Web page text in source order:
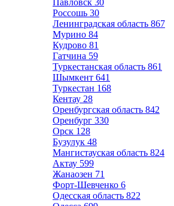
Павловск 30
Россошь 30
Ленинградская область 867
Мурино 84
Кудрово 81
Гатчина 59
Туркестанская область 861
Шымкент 641
Туркестан 168
Кентау 28
Оренбургская область 842
Оренбург 330
Орск 128
Бузулук 48
Мангистауская область 824
Актау 599
Жанаозен 71
Форт-Шевченко 6
Одесская область 822